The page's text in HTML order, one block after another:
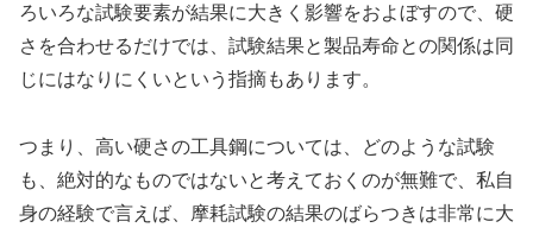
ろいろな試験要素が結果に大きく影響をおよぼすので、硬
さを合わせるだけでは、試験結果と製品寿命との関係は同
じにはなりにくいという指摘もあります。
つまり、高い硬さの工具鋼については、どのような試験
も、絶対的なものではないと考えておくのが無難で、私自
身の経験で言えば、摩耗試験の結果のばらつきは非常に大